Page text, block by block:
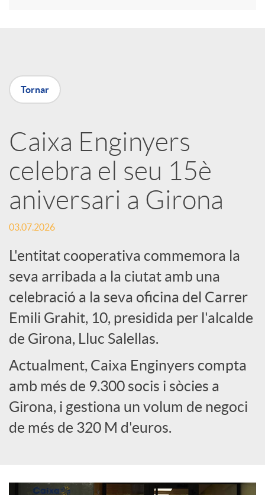
a
a
r
x
e
s
S
o
c
Tornar
Caixa Enginyers
celebra el seu 15è
aniversari a Girona
03.07.2026
L'entitat cooperativa commemora la
seva arribada a la ciutat amb una
celebració a la seva oficina del Carrer
Emili Grahit, 10, presidida per l'alcalde
de Girona, Lluc Salellas.
Actualment, Caixa Enginyers compta
amb més de 9.300 socis i sòcies a
Girona, i gestiona un volum de negoci
de més de 320 M d'euros.